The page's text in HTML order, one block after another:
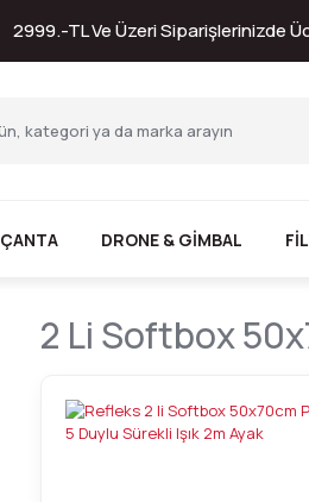
2999.-TL Ve Üzeri Siparişlerinizde
ÇANTA DRONE & GİMBAL
2 Li Softbox